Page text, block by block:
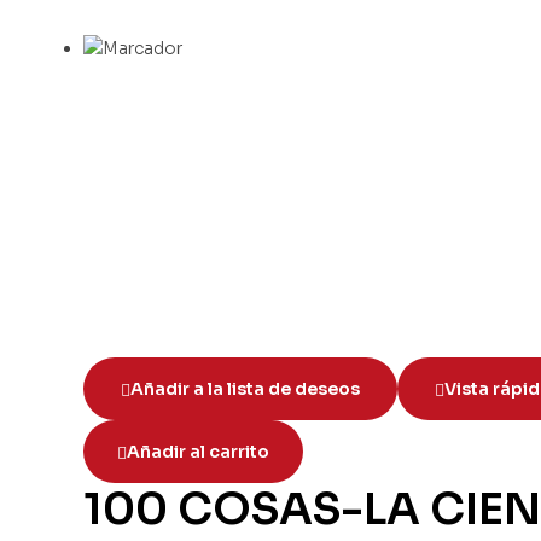
Añadir a la lista de deseos Vista
Añadir al carrito
100 COSAS-LA